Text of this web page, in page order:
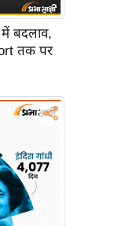
बदलाव,
तक पर